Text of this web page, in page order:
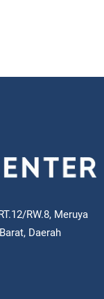
RW.8, Meruya
Daerah